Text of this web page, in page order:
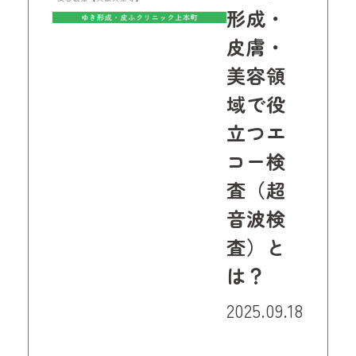
形成・
皮膚・
美容領
域で役
立つエ
コー検
査（超
音波検
査）と
は？
2025.09.18